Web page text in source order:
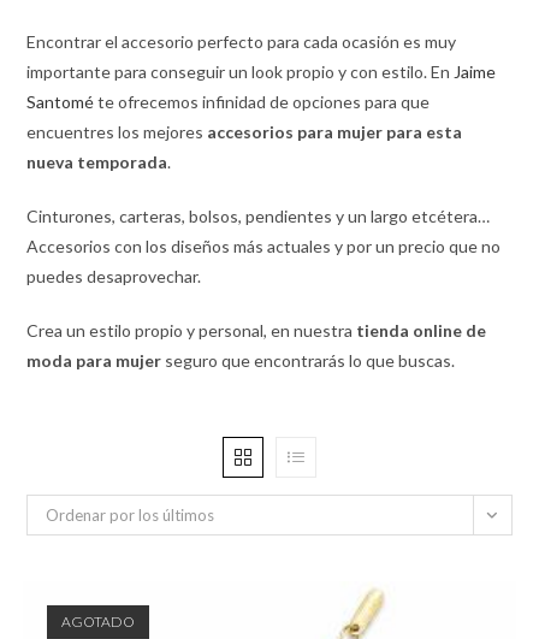
Encontrar el accesorio perfecto para cada ocasión es muy
importante para conseguir un look propio y con estilo. En Jaime
Santométe ofrecemos infinidad de opciones para que
encuentres los mejores accesorios para mujer para esta
nueva temporada.
Cinturones, carteras, bolsos, pendientes y un largo etcétera…
Accesorios con los diseños más actuales y por un precio que no
puedes desaprovechar.
Crea un estilo propio y personal, en nuestra tienda online de
moda para mujer seguro que encontrarás lo que buscas.
Ordenar por los últimos
AGOTADO